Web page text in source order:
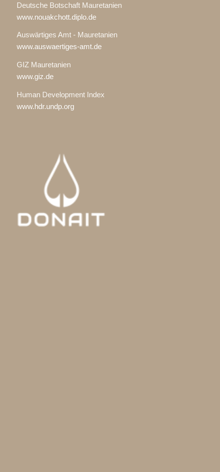
Deutsche Botschaft Mauretanien
www.nouakchott.diplo.de
Auswärtiges Amt - Mauretanien
www.auswaertiges-amt.de
GIZ Mauretanien
www.giz.de
Human Development Index
www.hdr.undp.org